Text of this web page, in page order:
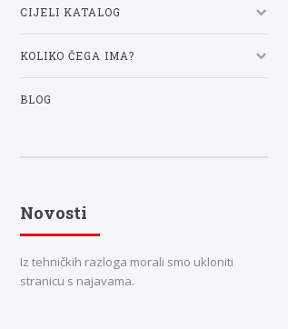
CIJELI KATALOG
KOLIKO ČEGA IMA?
BLOG
Novosti
Iz tehničkih razloga morali smo ukloniti
stranicu s najavama.